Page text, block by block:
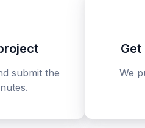
submit the
We